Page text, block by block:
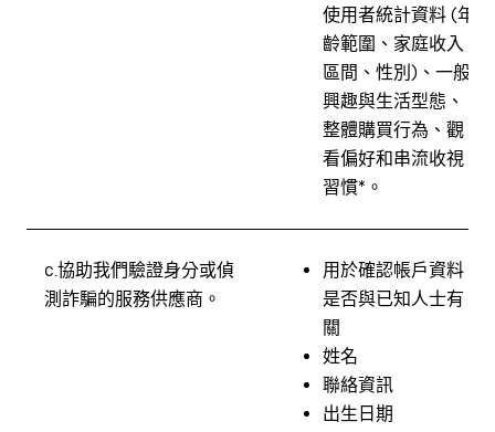
使用者統計資料 (年
齡範圍、家庭收入
區間、性別)、一般
興趣與生活型態、
整體購買行為、觀
看偏好和串流收視
習慣*。
c. 協助我們驗證身分或偵
測詐騙的服務供應商。
用於確認帳戶資料
是否與已知人士有
關
姓名
聯絡資訊
出生日期